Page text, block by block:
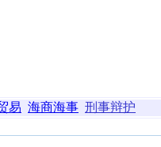
易 海商海事 刑事辩护